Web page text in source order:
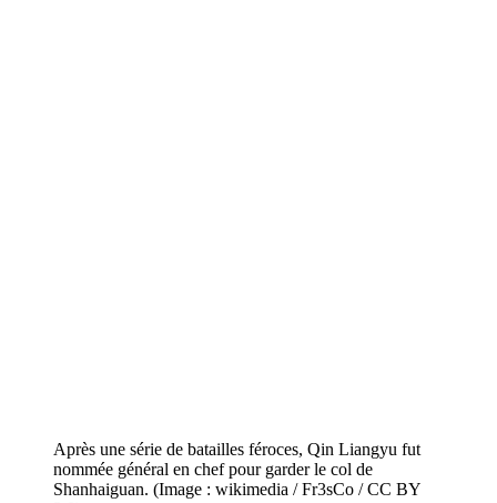
Après une série de batailles féroces, Qin Liangyu fut
nommée général en chef pour garder le col de
Shanhaiguan. (Image : wikimedia / Fr3sCo / CC BY